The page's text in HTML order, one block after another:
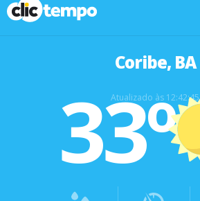
Coribe, BA
Fonte: CLIMATEMPO METEOROLOGIA
Atualizado às 12:42:45
33º